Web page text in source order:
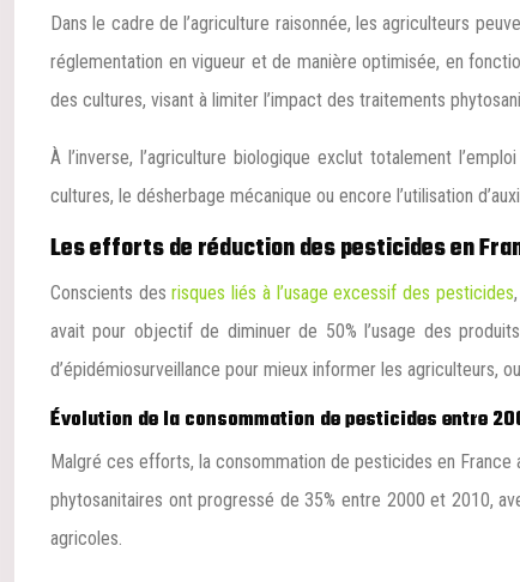
Dans le cadre de l’agriculture raisonnée, les agriculteurs
réglementation en vigueur et de manière optimisée, en
des cultures, visant à limiter l’impact des traitements
À l’inverse, l’agriculture biologique exclut totalement
cultures, le désherbage mécanique ou encore l’utilisation
Les efforts de réduction des pesticides en
Conscients desrisques liés à l’usage excessif des pesticides
avait pour objectif de diminuer de 50% l’usage des
d’épidémiosurveillance pour mieux informer les agriculteurs,
Évolution de la consommation de pesticides entre
Malgré ces efforts, la consommation de pesticides en France
phytosanitaires ont progressé de 35% entre 2000 et 2010,
agricoles.